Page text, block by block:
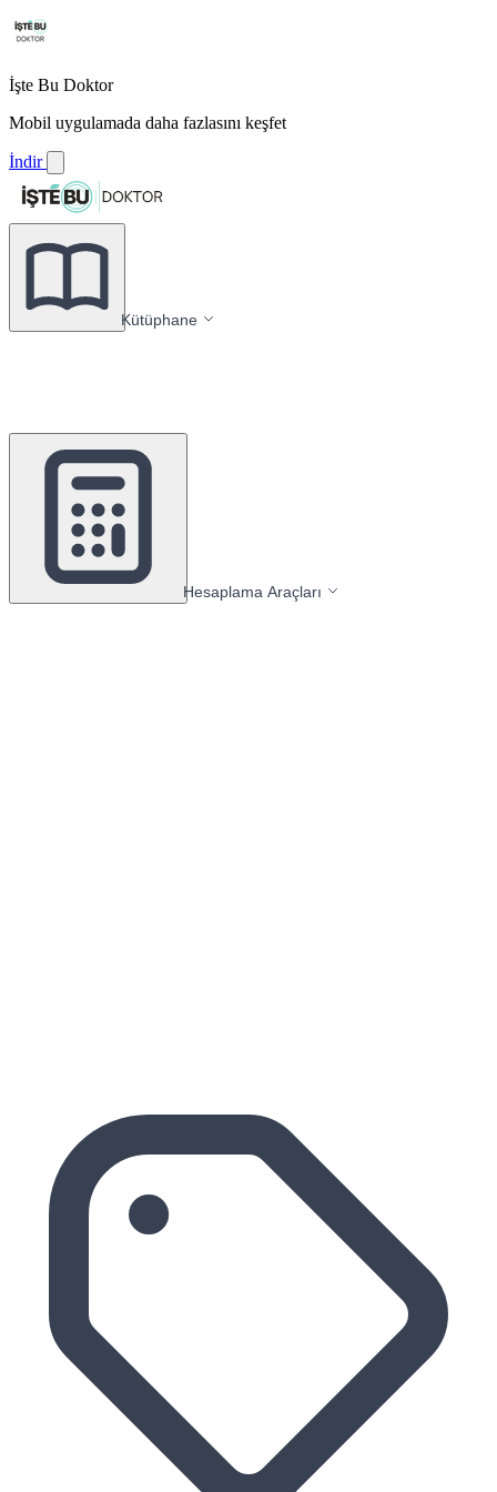
İşte Bu Doktor
Mobil uygulamada daha fazlasını keşfet
İndir
Kütüphane
Hesaplama Araçları